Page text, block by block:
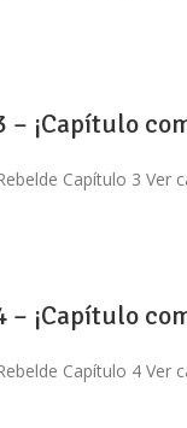
– ¡Capítulo
Capítulo 3
– ¡Capítulo
Capítulo 4